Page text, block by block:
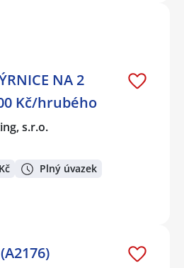
NA 2
Kč/hrubého
s.r.o.
Plný úvazek